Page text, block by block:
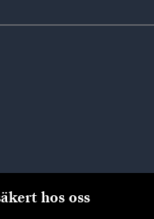
hos oss